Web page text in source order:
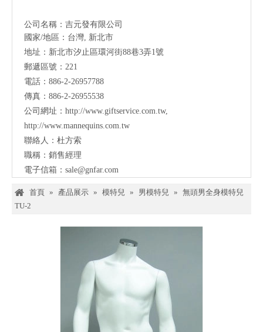
公司名稱：吉元發有限公司
國家/地區：台灣, 新北市
地址：新北市汐止區環河街88巷3弄1號
郵遞區號：221
電話：886-2-26957788
傳真：886-2-26955538
公司網址： http://www.giftservice.com.tw,
http://www.mannequins.com.tw
聯絡人：杜方索
職稱：銷售經理
電子信箱： sale@gnfar.com
首頁 » 產品展示 » 模特兒 » 男模特兒 » 無頭男全身模特兒
TU-2